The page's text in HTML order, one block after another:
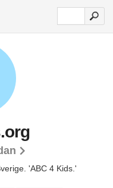
'ABC 4 Kids.'